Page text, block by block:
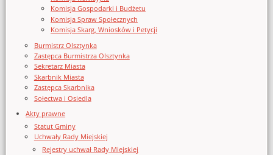
Komisja Gospodarki i Budżetu
Komisja Spraw Społecznych
Komisja Skarg, Wniosków i Petycji
Burmistrz Olsztynka
Zastępca Burmistrza Olsztynka
Sekretarz Miasta
Skarbnik Miasta
Zastępca Skarbnika
Sołectwa i Osiedla
Akty prawne
Statut Gminy
Uchwały Rady Miejskiej
Rejestry uchwał Rady Miejskiej